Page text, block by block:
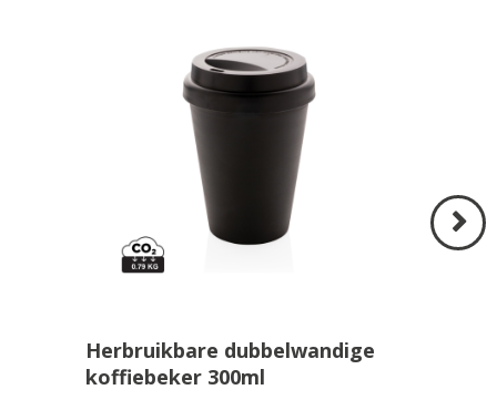
Herbruikbare dubbelwandige
koffiebeker 300ml